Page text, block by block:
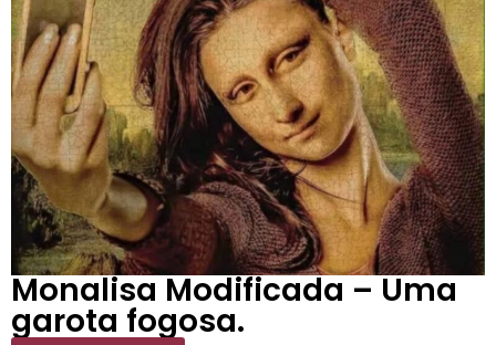
Monalisa Modificada – Uma
garota fogosa.